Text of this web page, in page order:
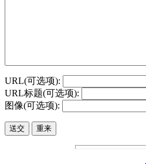
URL(可选项):
URL标题(可选项):
图像(可选项):